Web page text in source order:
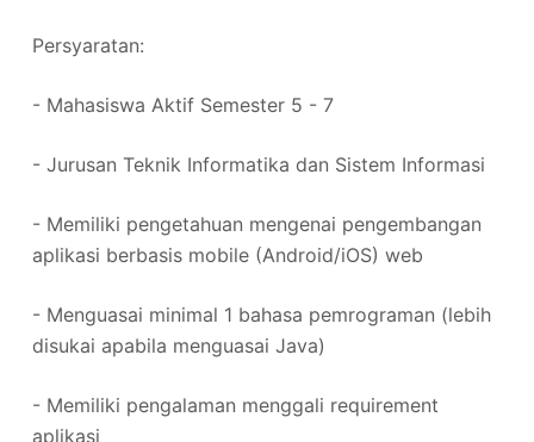
Persyaratan:
- Mahasiswa Aktif Semester 5 - 7
- Jurusan Teknik Informatika dan Sistem Informasi
- Memiliki pengetahuan mengenai pengembangan
aplikasi berbasis mobile (Android/iOS) web
- Menguasai minimal 1 bahasa pemrograman (lebih
disukai apabila menguasai Java)
- Memiliki pengalaman menggali requirement
aplikasi